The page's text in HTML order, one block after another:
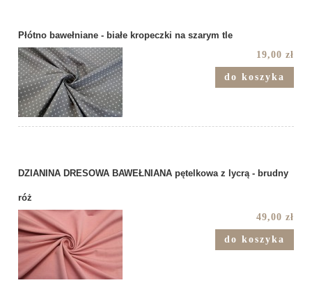
Płótno bawełniane - białe kropeczki na szarym tle
19,00 zł
do koszyka
DZIANINA DRESOWA BAWEŁNIANA pętelkowa z lycrą - brudny
róż
49,00 zł
do koszyka